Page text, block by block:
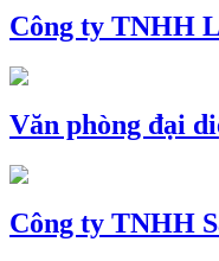
Công ty TNHH
Văn phòng đại
Công ty TNHH